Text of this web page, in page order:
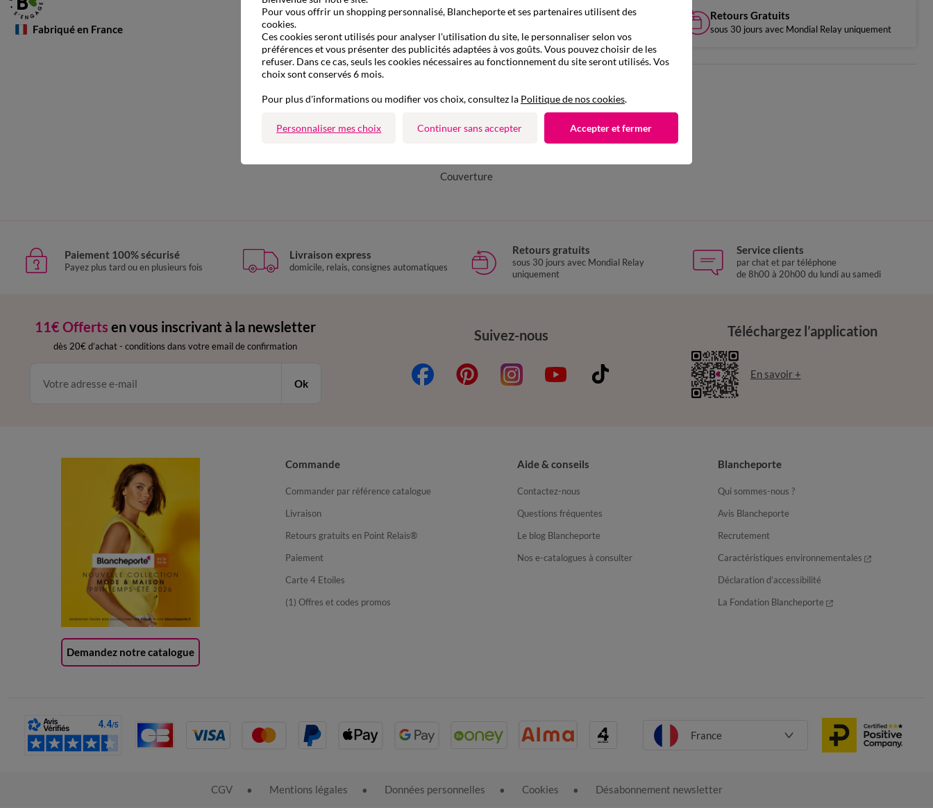
Fabriqué en France
Retours Gratuits
sous 30 jours avec Mondial Relay uniquement
Couverture
Paiement 100% sécurisé
Payez plus tard ou en plusieurs fois
Livraison express
domicile, relais, consignes automatiques
Retours gratuits
sous 30 jours avec Mondial Relay
uniquement
Service clients
par chat et par téléphone
de 8h00 à 20h00 du lundi au samedi
11€ Offerts en vous inscrivant à la newsletter
dès 20€ d’achat - conditions dans votre email de confirmation
Ok
Suivez-nous Téléchargez l’application
En savoir +
Demandez notre catalogue
Commande
Commander par référence catalogue
Livraison
Retours gratuits en Point Relais®
Paiement
Carte 4 Etoiles
(1) Offres et codes promos
Aide & conseils
Contactez-nous
Questions fréquentes
Le blog Blancheporte
Nos e-catalogues à consulter
Blancheporte
Qui sommes-nous ?
Avis Blancheporte
Recrutement
Caractéristiques environnementales
Déclaration d’accessibilité
La Fondation Blancheporte
France
CGV Mentions légales Données personnelles Cookies Désabonnement newsletter
Pour vous offrir un shopping personnalisé, Blancheporte et ses partenaires utilisent des
cookies.
Ces cookies seront utilisés pour analyser l'utilisation du site, le personnaliser selon vos
préférences et vous présenter des publicités adaptées à vos goûts. Vous pouvez choisir de les
refuser. Dans ce cas, seuls les cookies nécessaires au fonctionnement du site seront utilisés. Vos
choix sont conservés 6 mois.
Pour plus d'informations ou modifier vos choix, consultez la Politique de nos cookies.
Personnaliser mes choix Continuer sans accepter Accepter et fermer